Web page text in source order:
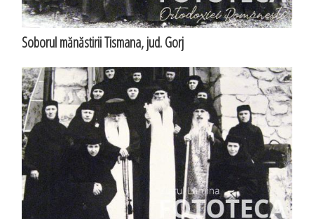
Soborul mănăstirii Tismana, jud. Gorj